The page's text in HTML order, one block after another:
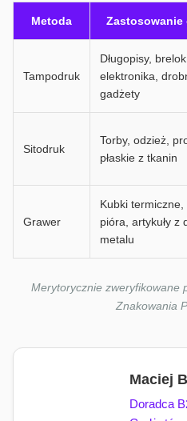
Metoda Zastosowanie
Tampodruk
Długopisy,
elektronika,
gadżety
Sitodruk
Torby, odzież,
płaskie z tkanin
Grawer
Kubki
pióra, artykuły z
metalu
Merytorycznie zweryfikowane
Znakowania
Maciej
Doradca